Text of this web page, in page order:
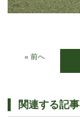
« 前へ
関連する記事